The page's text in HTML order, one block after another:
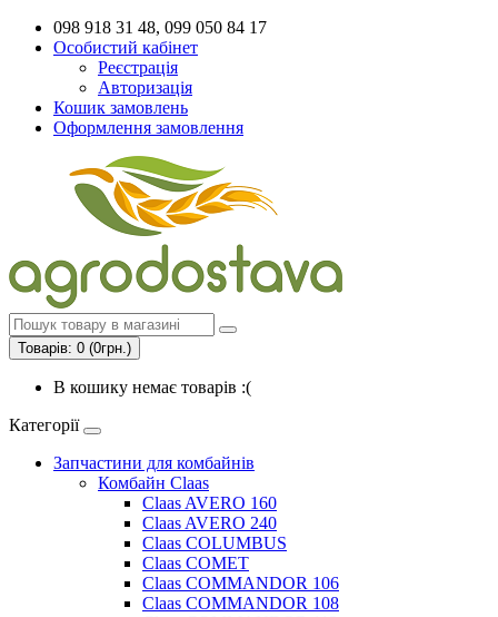
098 918 31 48, 099 050 84 17
Особистий кабінет
Реєстрація
Авторизація
Кошик замовлень
Оформлення замовлення
Товарів: 0 (0грн.)
В кошику немає товарів :(
Категорії
Запчастини для комбайнів
Комбайн Claas
Claas AVERO 160
Claas AVERO 240
Claas COLUMBUS
Claas COMET
Claas COMMANDOR 106
Claas COMMANDOR 108